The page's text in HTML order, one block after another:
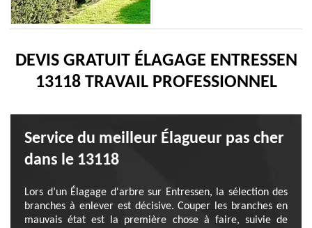
DEVIS GRATUIT ÉLAGAGE ENTRESSEN
13118 TRAVAIL PROFESSIONNEL
Service du meilleur Élagueur pas cher
dans le 13118
Lors d’un Élagage d'arbre sur Entressen, la sélection des
branches à enlever est décisive. Couper les branches en
mauvais état est la première chose à faire, suivie de